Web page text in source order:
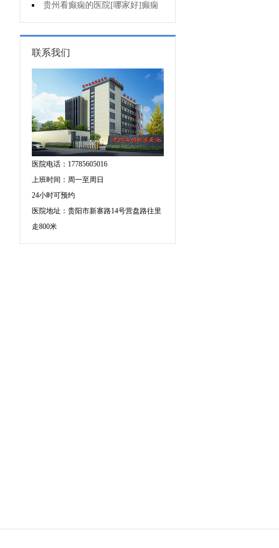
会出现哪些症状?
贵州看癫痫的医院[哪家好]癫痫
的成因有哪些?
联系我们
医院电话：17785605016
上班时间：周一至周日
24小时可预约
医院地址：贵阳市新寨路14号营盘路往里
走800米